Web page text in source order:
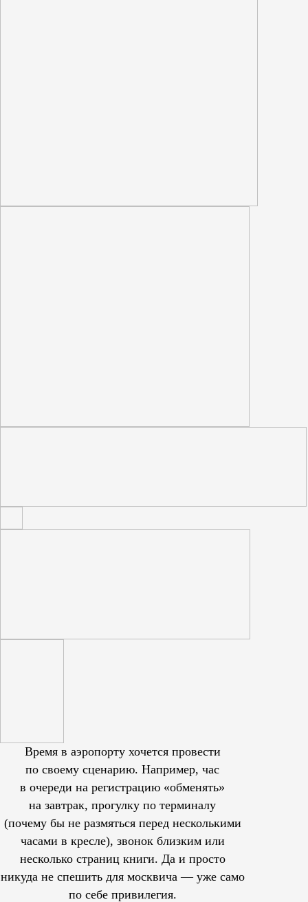
Время в аэропорту хочется провести
по своему сценарию. Например, час
в очереди на регистрацию «обменять»
на завтрак, прогулку по терминалу
(почему бы не размяться перед несколькими
часами в кресле), звонок близким или
несколько страниц книги. Да и просто
никуда не спешить для москвича — уже само
по себе привилегия.